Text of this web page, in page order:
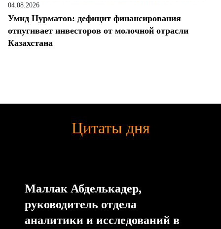
04.08.2026
Умид Нурматов: дефицит финансирования
отпугивает инвесторов от молочной отрасли
Казахстана
Цитаты дня
Маллак Абделькадер,
руководитель отдела
аналитики и исследований в